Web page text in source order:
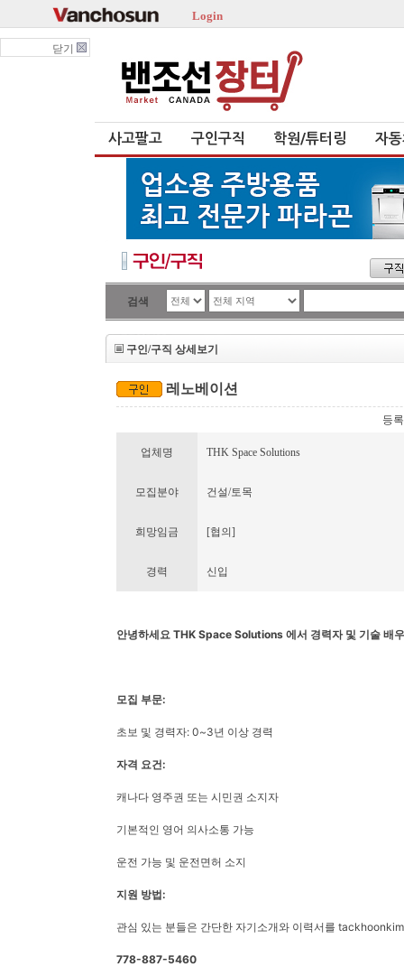
Login
닫기
사고팔고 구인구직 학원/튜터링 자
검색
구인/구직 상세보기
레노베이션
등
업체명 THK Space Solutions
모집분야 건설/토목
희망임금 [협의]
경력 신입
안녕하세요 THK Space Solutions 에서 경력자 및 기술 배
모집 부문:
초보 및 경력자: 0~3년 이상 경력
자격 요건:
캐나다 영주권 또는 시민권 소지자
기본적인 영어 의사소통 가능
운전 가능 및 운전면허 소지
지원 방법:
관심 있는 분들은 간단한 자기소개와 이력서를
778-887-5460